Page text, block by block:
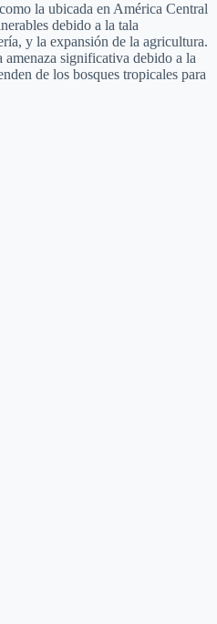
la ubicada en América Central
debido a la tala
y la expansión de la agricultura.
amenaza significativa debido a la
de los bosques tropicales para